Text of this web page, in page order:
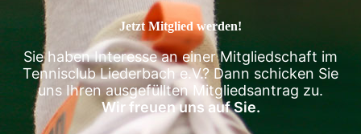
Jetzt Mitglied werden!
Sie haben Interesse an einer Mitgliedschaft im
Tennisclub Liederbach e.V.? Dann schicken Sie
uns Ihren ausgefüllten Mitgliedsantrag zu.
Wir freuen uns auf Sie.